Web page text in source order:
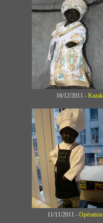
16/12/2011 -
11/11/2011 -